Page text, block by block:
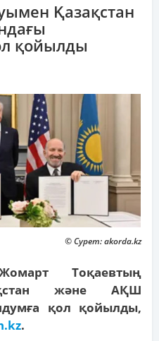
Қазақстан
қойылды
© Сурет: akorda.kz
Тоқаевтың
және АҚШ
қол қойылды,
.